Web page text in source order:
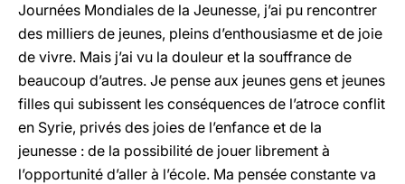
Journées Mondiales de la Jeunesse, j’ai pu rencontrer
des milliers de jeunes, pleins d’enthousiasme et de joie
de vivre. Mais j’ai vu la douleur et la souffrance de
beaucoup d’autres. Je pense aux jeunes gens et jeunes
filles qui subissent les conséquences de l’atroce conflit
en Syrie, privés des joies de l’enfance et de la
jeunesse : de la possibilité de jouer librement à
l’opportunité d’aller à l’école. Ma pensée constante va